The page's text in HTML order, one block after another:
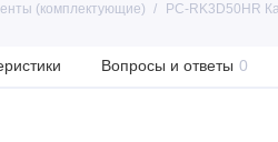
(комплектующие) PC-RK3D50HR
Вопросы и ответы 0